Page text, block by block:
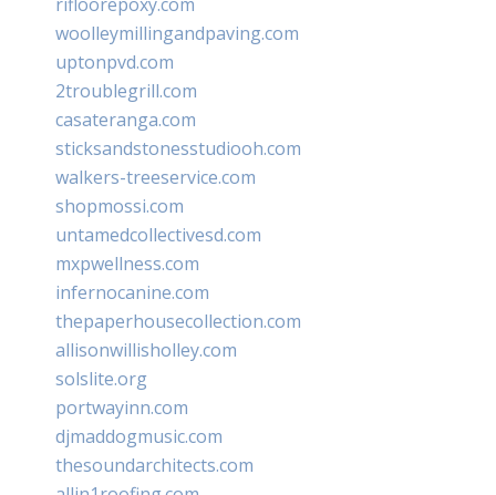
woolleymillingandpaving.com
uptonpvd.com
2troublegrill.com
casateranga.com
sticksandstonesstudiooh.com
walkers-treeservice.com
shopmossi.com
untamedcollectivesd.com
mxpwellness.com
infernocanine.com
thepaperhousecollection.com
allisonwillisholley.com
solslite.org
portwayinn.com
djmaddogmusic.com
thesoundarchitects.com